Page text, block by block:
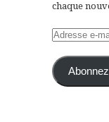
chaque
Adresse
mail